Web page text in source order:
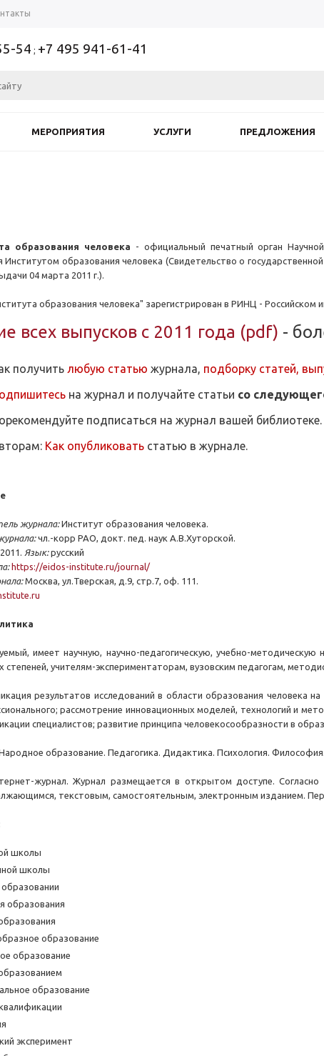
54 ; +7 495 941-61-41
МЕРОПРИЯТИЯ УСЛУГИ ПРЕДЛОЖЕНИЯ
образования человека - официальный печатный орган
Институтом образования человека (Свидетельство о
04 марта 2011 г.).
образования человека" зарегистрирован в РИНЦ - Российском
всех выпусков с 2011 года (pdf) -
получить любую статью журнала, подборку статей,
на журнал и получайте статьи со
подписаться на журнал вашей библиотеке.
Как опубликовать статью в журнале.
журнала:Институт образования человека.
чл.-корр РАО, докт. пед. наук А.В.Хуторской.
Язык:русский
https://eidos-institute.ru/journal/
Москва, ул.Тверская, д.9, стр.7, оф. 111.
имеет научную, научно-педагогическую, учебно-методическую
степеней, учителям-экспериментаторам, вузовским педагогам,
результатов исследований в области образования человека
рассмотрение инновационных моделей, технологий и
специалистов; развитие принципа человекосообразности в
образование. Педагогика. Дидактика. Психология.
журнал. Журнал размещается в открытом доступе. Согласно
текстовым, самостоятельным, электронным изданием.
школы
школы
образования
образование
образование
образование
эксперимент